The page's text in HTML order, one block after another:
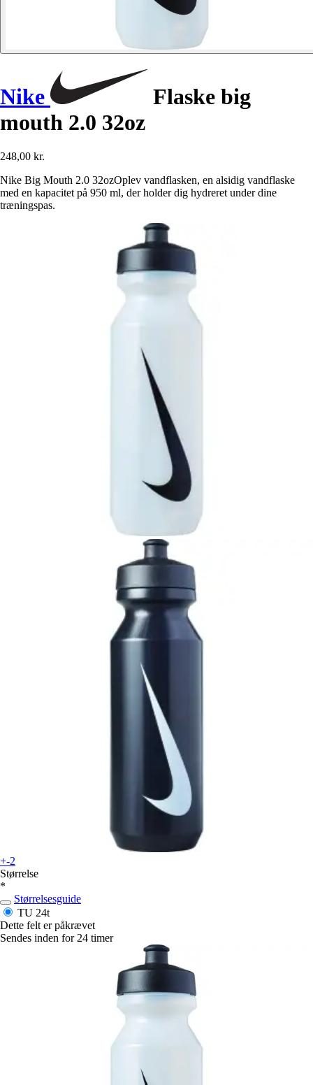
Nike
Flaske big
mouth 2.0 32oz
248,00 kr.
Nike Big Mouth 2.0 32ozOplev vandflasken, en alsidig vandflaske
med en kapacitet på 950 ml, der holder dig hydreret under dine
træningspas.
+-2
Størrelse
*
Størrelsesguide
TU 24t
Dette felt er påkrævet
Sendes inden for 24 timer